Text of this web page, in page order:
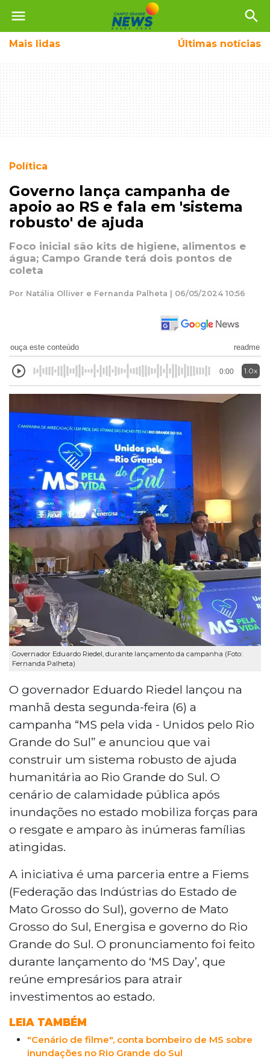
menu search
Mais lidas Últimas notícias
Política
Governo lança campanha de
apoio ao RS e fala em 'sistema
robusto' de ajuda
Foco inicial são kits de higiene, alimentos e
água; Campo Grande terá dois pontos de
coleta
Por Natália Olliver e Fernanda Palheta | 06/05/2024 10:56
ouça este conteúdo readme
0:00 1.0x
Governador Eduardo Riedel, durante lançamento da campanha (Foto:
Fernanda Palheta)
O governador Eduardo Riedel lançou na
manhã desta segunda-feira (6) a
campanha “MS pela vida - Unidos pelo Rio
Grande do Sul” e anunciou que vai
construir um sistema robusto de ajuda
humanitária ao Rio Grande do Sul. O
cenário de calamidade pública após
inundações no estado mobiliza forças para
o resgate e amparo às inúmeras famílias
atingidas.
A iniciativa é uma parceria entre a Fiems
(Federação das Indústrias do Estado de
Mato Grosso do Sul), governo de Mato
Grosso do Sul, Energisa e governo do Rio
Grande do Sul. O pronunciamento foi feito
durante lançamento do ‘MS Day’, que
reúne empresários para atrair
investimentos ao estado.
LEIA TAMBÉM
"Cenário de filme", conta bombeiro de MS sobre
inundações no Rio Grande do Sul